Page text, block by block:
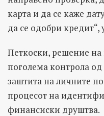
карта и да се каже
да се одобри кредит“,
Петкоски, решение на
поголема контрола од
заштита на личните
процесот на
финансиски друштва.